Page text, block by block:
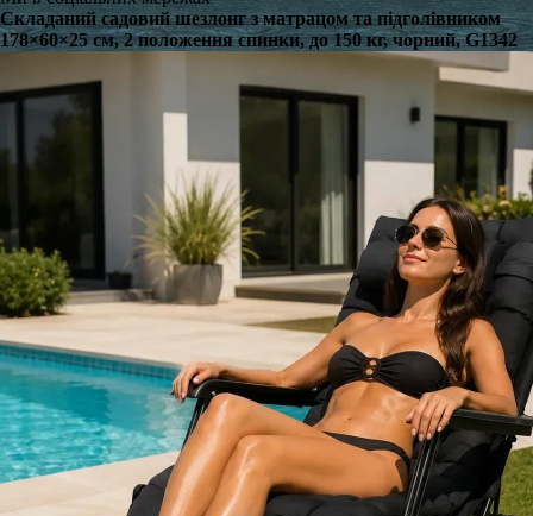
Складаний садовий шезлонг з матрацом та підголівником
178×60×25 см, 2 положення спинки, до 150 кг, чорний, G1342